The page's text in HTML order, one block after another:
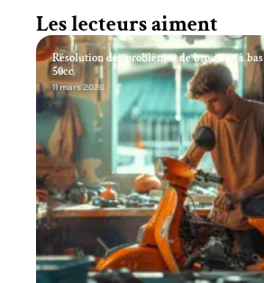
Les lecteurs aiment
Résolution des problèmes de broutage à
50cc
11 mars 2026